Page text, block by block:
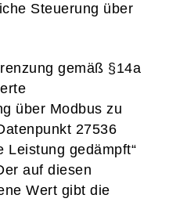
Steuerung über
gemäß §14a
über Modbus zu
27536
Leistung gedämpft“
auf diesen
Wert gibt die